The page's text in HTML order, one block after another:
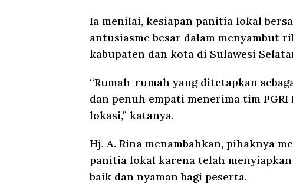
Ia menilai, kesiapan panitia lokal
antusiasme besar dalam menyambut
kabupaten dan kota di Sulawesi
“Rumah-rumah yang ditetapkan
dan penuh empati menerima tim
lokasi,” katanya.
Hj. A. Rina menambahkan, pihaknya
panitia lokal karena telah
baik dan nyaman bagi peserta.